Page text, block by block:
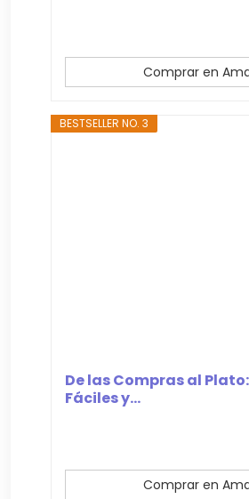
Comprar en
BESTSELLER NO. 3
De las Compras al
Fáciles y...
Comprar en